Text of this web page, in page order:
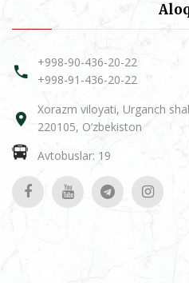
+998-90-436-20-22
+998-91-436-20-22
Xorazm viloyati, Urganch
220105, O‘zbekiston
Avtobuslar: 19